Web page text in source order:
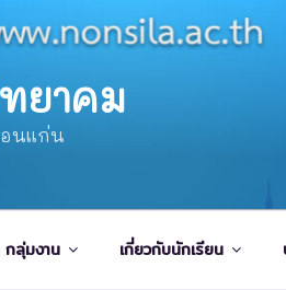
ยาคม
นแก่น
กลุ่มงาน เกี่ยวกับนักเรียน